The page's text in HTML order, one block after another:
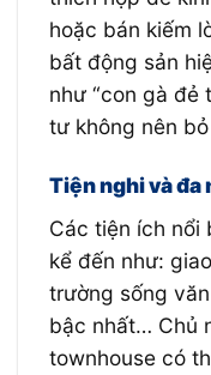
hoặc bán kiếm
bất động sản
như “con gà đẻ
tư không nên
Tiện nghi và đa
Các tiện ích nổi
kể đến như:
trường sống
bậc nhất… Chủ
townhouse có